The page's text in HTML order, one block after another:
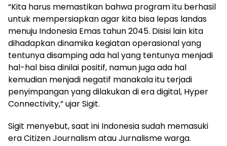
“Kita harus memastikan bahwa program itu berhasil
untuk mempersiapkan agar kita bisa lepas landas
menuju Indonesia Emas tahun 2045. Disisi lain kita
dihadapkan dinamika kegiatan operasional yang
tentunya disamping ada hal yang tentunya menjadi
hal-hal bisa dinilai positif, namun juga ada hal
kemudian menjadi negatif manakala itu terjadi
penyimpangan yang dilakukan di era digital, Hyper
Connectivity,” ujar Sigit.
Sigit menyebut, saat ini Indonesia sudah memasuki
era Citizen Journalism atau Jurnalisme warga.